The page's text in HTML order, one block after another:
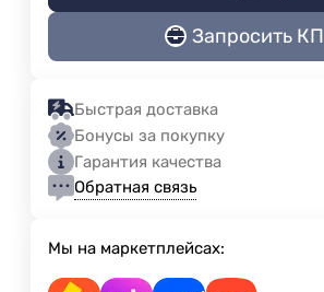
Запросить КП
Быстрая доставка
Бонусы за покупку
Гарантия качества
Обратная связь
Мы на маркетплейсах: